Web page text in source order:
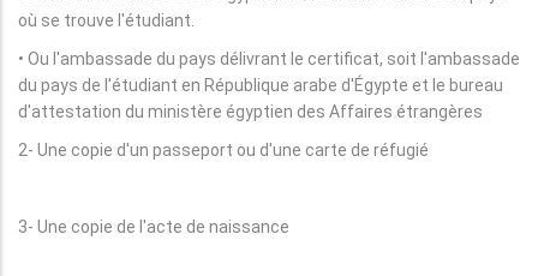
où se trouve l'étudiant.
• Ou l'ambassade du pays délivrant le certificat, soit l'ambassade
du pays de l'étudiant en République arabe d'Égypte et le bureau
d'attestation du ministère égyptien des Affaires étrangères
2- Une copie d'un passeport ou d'une carte de réfugié
3- Une copie de l'acte de naissance